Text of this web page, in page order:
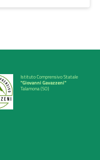
Istituto Comprensivo Statale
"Giovanni Gavazzeni"
Talamona (SO)